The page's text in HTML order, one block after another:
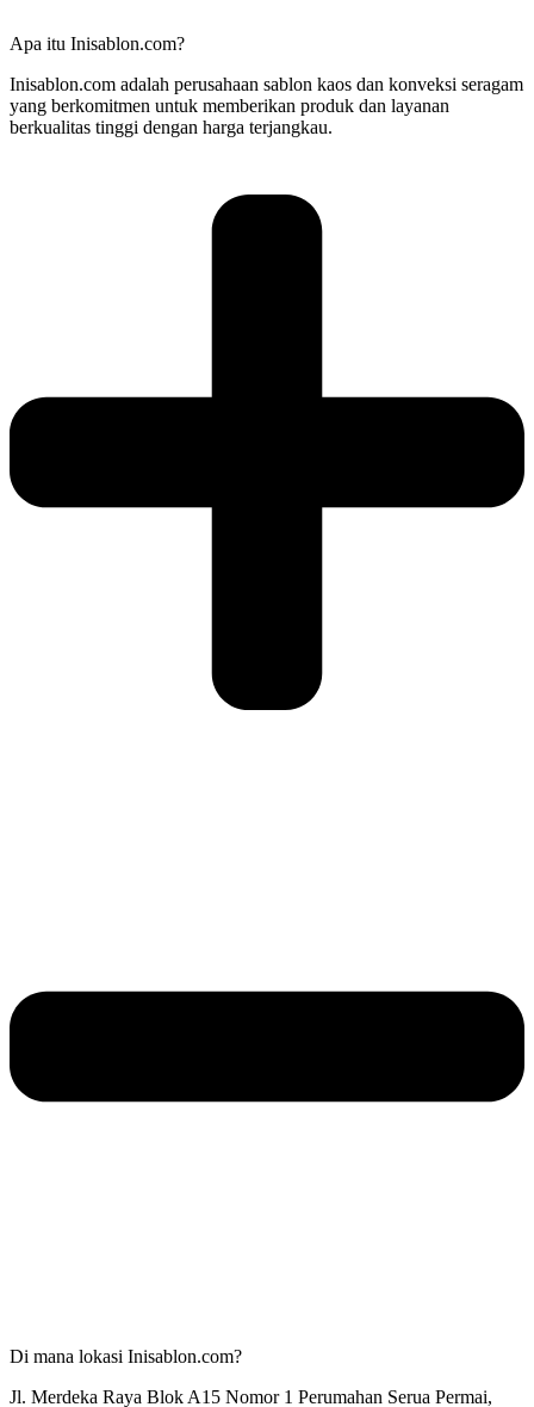
Apa itu Inisablon.com?
Inisablon.com adalah perusahaan sablon kaos dan konveksi seragam
yang berkomitmen untuk memberikan produk dan layanan
berkualitas tinggi dengan harga terjangkau.
Di mana lokasi Inisablon.com?
Jl. Merdeka Raya Blok A15 Nomor 1 Perumahan Serua Permai,